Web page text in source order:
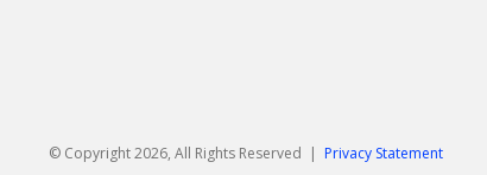
© Copyright 2026, All Rights Reserved | Privacy Statement